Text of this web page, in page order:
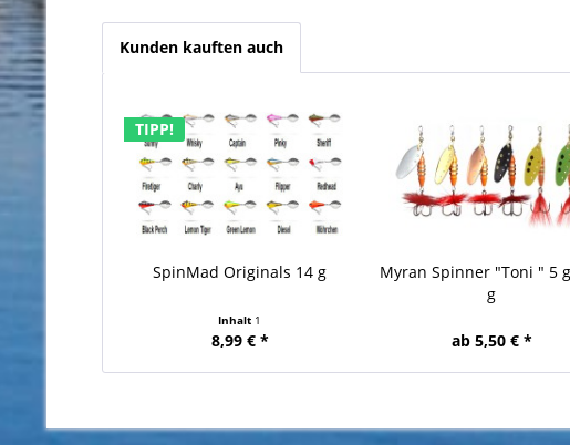
Kunden kauften auch
TIPP!
SpinMad Originals 14 g
Inhalt 1
8,99 € *
Myran Spinner "Toni " 5
g
ab 5,50 € *